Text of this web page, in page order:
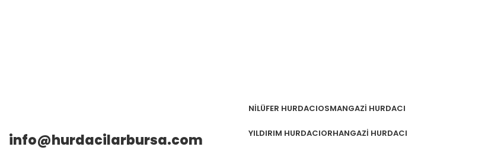
info@hurdacilarbursa.com
NILÜFER HURDACIOSMANGAZI HURDACI
YILDIRIM HURDACIORHANGAZI HURDACI